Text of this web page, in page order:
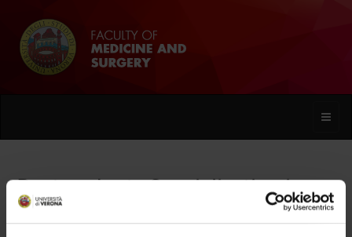
Toggle
Postgraduate Specialisation in
Maxillofacial Surgery